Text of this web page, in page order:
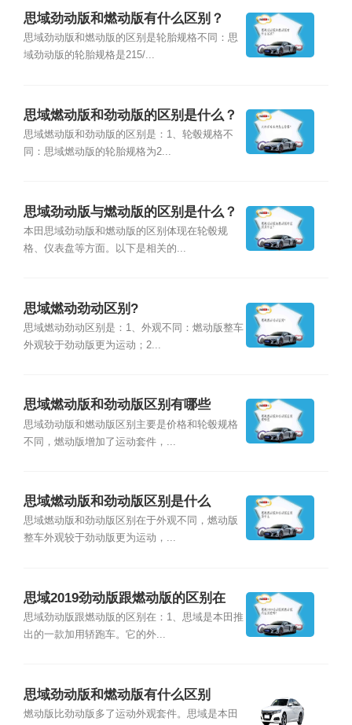
思域劲动版和燃动版有什么区别？
思域劲动版和燃动版的区别是轮胎规格不同：思
域劲动版的轮胎规格是215/...
思域燃动版和劲动版的区别是什么？
思域燃动版和劲动版的区别是：1、轮毂规格不
同：思域燃动版的轮胎规格为2...
思域劲动版与燃动版的区别是什么？
本田思域劲动版和燃动版的区别体现在轮毂规
格、仪表盘等方面。以下是相关的...
思域燃动劲动区别?
思域燃动劲动区别是：1、外观不同：燃动版整车
外观较于劲动版更为运动；2...
思域燃动版和劲动版区别有哪些
思域劲动版和燃动版区别主要是价格和轮毂规格
不同，燃动版增加了运动套件，...
思域燃动版和劲动版区别是什么
思域燃动版和劲动版区别在于外观不同，燃动版
整车外观较于劲动版更为运动，...
思域2019劲动版跟燃动版的区别在
哪?
思域劲动版跟燃动版的区别在：1、思域是本田推
出的一款加用轿跑车。它的外...
思域劲动版和燃动版有什么区别
燃动版比劲动版多了运动外观套件。思域是本田